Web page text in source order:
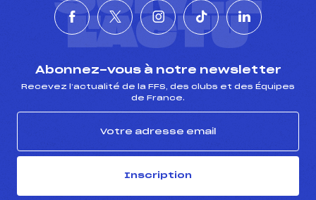
L'ACTU
Abonnez-vous à notre newsletter
Recevez l’actualité de la FFS, des clubs et des Équipes
de France.
Inscription